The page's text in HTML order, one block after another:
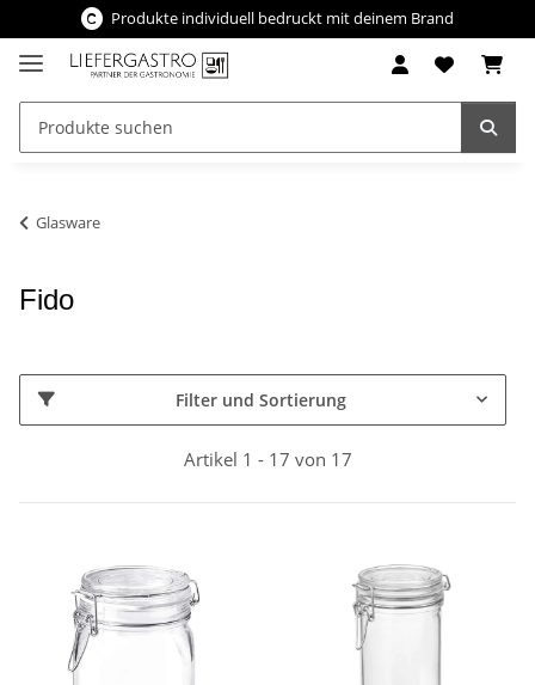
Produkte individuell bedruckt mit deinem Brand
Glasware
Fido
Filter und Sortierung
Artikel 1 - 17 von 17